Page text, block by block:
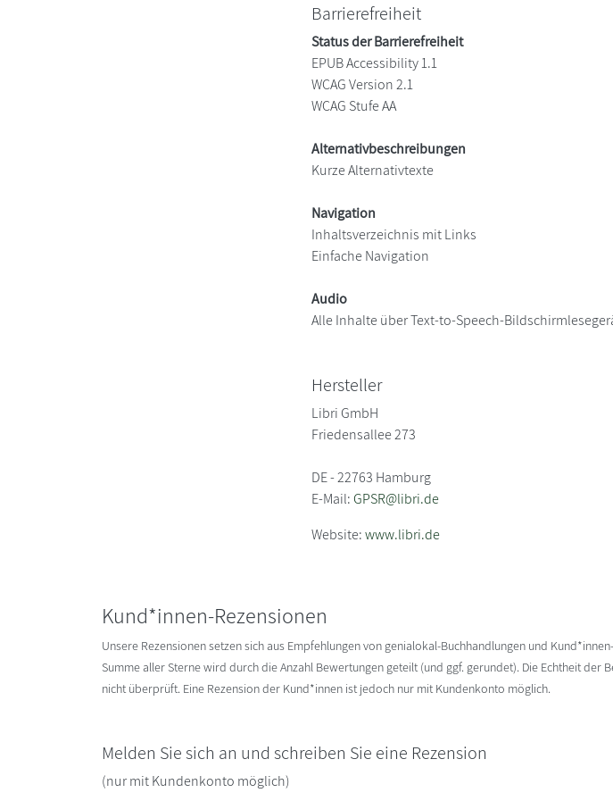
Barrierefreiheit
Status der Barrierefreiheit
EPUB Accessibility 1.1
WCAG Version 2.1
WCAG Stufe AA
Alternativbeschreibungen
Kurze Alternativtexte
Navigation
Inhaltsverzeichnis mit Links
Einfache Navigation
Audio
Alle Inhalte über Text-to-Speech-
Hersteller
Libri GmbH
Friedensallee 273
DE - 22763 Hamburg
E-Mail:GPSR@libri.de
Website:www.libri.de
Kund*innen-Rezensionen
Unsere Rezensionen setzen sich aus Empfehlungen von genialokal-Buchhandlungen und
Summe aller Sterne wird durch die Anzahl Bewertungen geteilt (und ggf. gerundet). Die Echtheit der
nicht überprüft. Eine Rezension der Kund*innen ist jedoch nur mit Kundenkonto möglich.
Melden Sie sich an und schreiben Sie eine Rezension
(nur mit Kundenkonto möglich)